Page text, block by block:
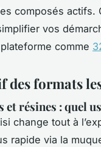
composés actifs.
vos
comme
des formats
résines : quel
change tout à
rapide via la